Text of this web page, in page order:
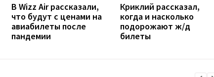
В Wizz Air рассказали,
что будут с ценами на
авиабилеты после
пандемии
Криклий рассказал,
когда и насколько
подорожают ж/д
билеты